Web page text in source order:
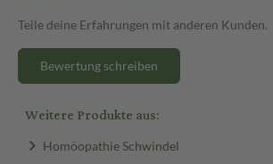
Teile deine Erfahrungen mit anderen Kunden.
Bewertung schreiben
Weitere Produkte aus:
Homöopathie Schwindel